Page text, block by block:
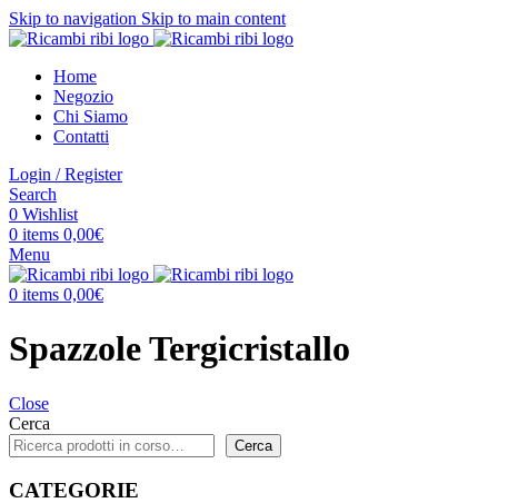
Skip to navigation Skip to main content
Home
Negozio
Chi Siamo
Contatti
Login / Register
Search
0 Wishlist
0 items 0,00€
Menu
0 items 0,00€
Spazzole Tergicristallo
Close
Cerca
Cerca
CATEGORIE